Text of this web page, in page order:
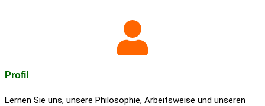
Profil
Lernen Sie uns, unsere Philo­so­phie, Arbeits­weise und unseren